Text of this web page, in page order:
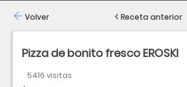
Pizza de bonito fresco EROSKI
5416 visitas
Volver Receta anterior